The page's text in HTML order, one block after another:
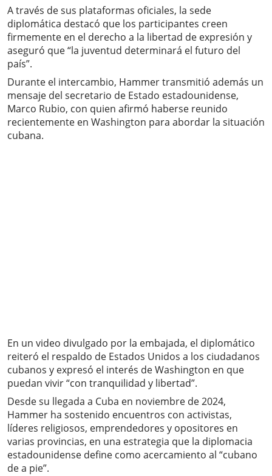
A través de sus plataformas oficiales, la sede
diplomática destacó que los participantes creen
firmemente en el derecho a la libertad de expresión y
aseguró que “la juventud determinará el futuro del
país”.
Durante el intercambio, Hammer transmitió además un
mensaje del secretario de Estado estadounidense,
Marco Rubio, con quien afirmó haberse reunido
recientemente en Washington para abordar la situación
cubana.
En un video divulgado por la embajada, el diplomático
reiteró el respaldo de Estados Unidos a los ciudadanos
cubanos y expresó el interés de Washington en que
puedan vivir “con tranquilidad y libertad”.
Desde su llegada a Cuba en noviembre de 2024,
Hammer ha sostenido encuentros con activistas,
líderes religiosos, emprendedores y opositores en
varias provincias, en una estrategia que la diplomacia
estadounidense define como acercamiento al “cubano
de a pie”.